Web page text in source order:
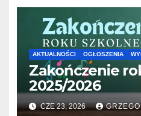
AKTUALNOŚCI OGŁOSZENIA
Zakończenie
2025/2026
CZE 23, 2026